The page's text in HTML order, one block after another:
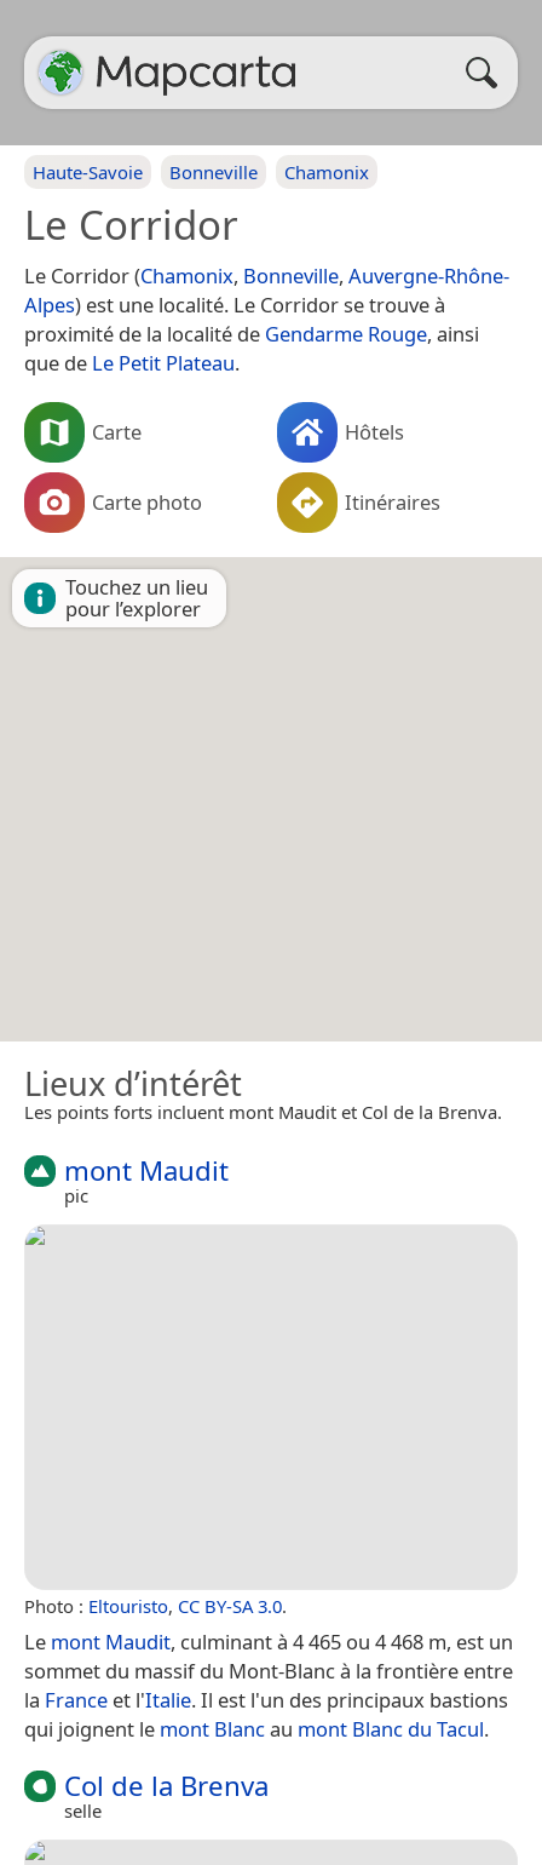
Haute-Savoie Bonneville Chamonix
Le Corridor
Le Corridor (Chamonix, Bonneville, Auvergne-Rhône-
Alpes) est une localité. Le Corridor se trouve à
proximité de la localité de Gendarme Rouge, ainsi
que de Le Petit Plateau.
Carte Hôtels
Carte photo Itinéraires
Touchez un lieu
pour l’explorer
Lieux d’intérêt
Les points forts incluent mont Maudit et Col de la Brenva.
mont Maudit
pic
Photo : Eltouristo, CC BY-SA 3.0.
Le mont Maudit, culminant à 4 465 ou 4 468 m, est un
sommet du massif du Mont-Blanc à la frontière entre
la France et l'Italie. Il est l'un des principaux bastions
qui joignent le mont Blancau mont Blanc du Tacul.
Col de la Brenva
selle